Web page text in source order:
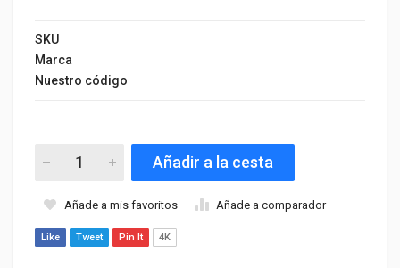
SKU
Marca
Nuestro código
Añadir a la cesta
Añade a mis favoritos Añade a comparador
Like Tweet Pin It 4K